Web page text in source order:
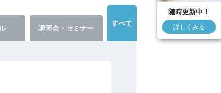
講習会・セミナー
すべて
随時更新中！
詳しくみる